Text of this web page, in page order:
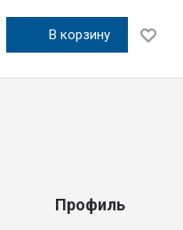
В корзину
Профиль